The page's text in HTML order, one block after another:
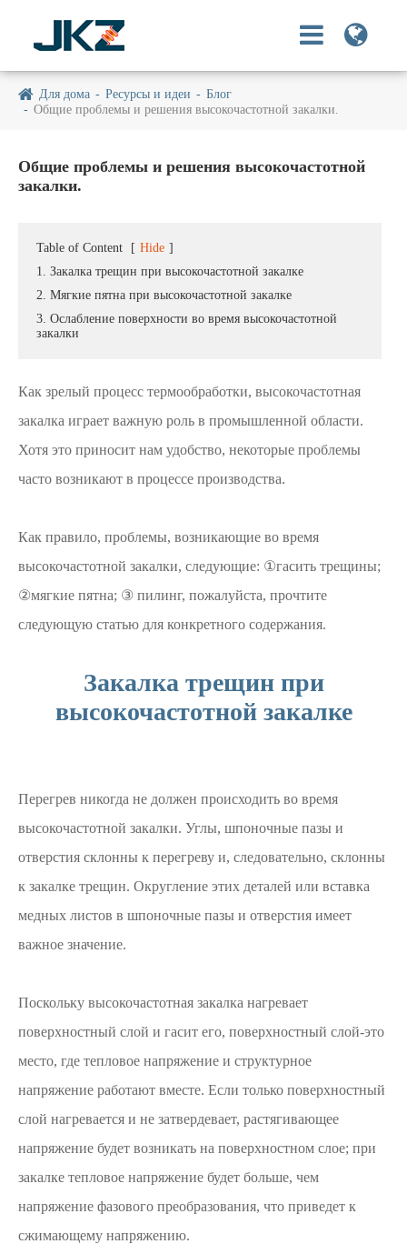
Для дома Ресурсы и идеи
Блог
Общие проблемы и решения высокочастотной закалки.
Общие проблемы и решения высокочастотной
закалки.
Table of Content [ Hide ]
1. Закалка трещин при высокочастотной закалке
2. Мягкие пятна при высокочастотной закалке
3. Ослабление поверхности во время высокочастотной
закалки
Как зрелый процесс термообработки, высокочастотная
закалка играет важную роль в промышленной области.
Хотя это приносит нам удобство, некоторые проблемы
часто возникают в процессе производства.
Как правило, проблемы, возникающие во время
высокочастотной закалки, следующие: ①гасить трещины;
②мягкие пятна; ③ пилинг, пожалуйста, прочтите
следующую статью для конкретного содержания.
Закалка трещин при
высокочастотной закалке
Перегрев никогда не должен происходить во время
высокочастотной закалки. Углы, шпоночные пазы и
отверстия склонны к перегреву и, следовательно, склонны
к закалке трещин. Округление этих деталей или вставка
медных листов в шпоночные пазы и отверстия имеет
важное значение.
Поскольку высокочастотная закалка нагревает
поверхностный слой и гасит его, поверхностный слой-это
место, где тепловое напряжение и структурное
напряжение работают вместе. Если только поверхностный
слой нагревается и не затвердевает, растягивающее
напряжение будет возникать на поверхностном слое; при
закалке тепловое напряжение будет больше, чем
напряжение фазового преобразования, что приведет к
сжимающему напряжению.